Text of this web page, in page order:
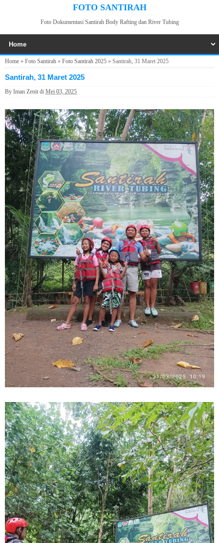
FOTO SANTIRAH
Foto Dokumentasi Santirah Body Rafting dan River Tubing
Home » Foto Santirah » Foto Santirah 2025 » Santirah, 31 Maret 2025
Santirah, 31 Maret 2025
By Iman Zenit di Mei 03, 2025